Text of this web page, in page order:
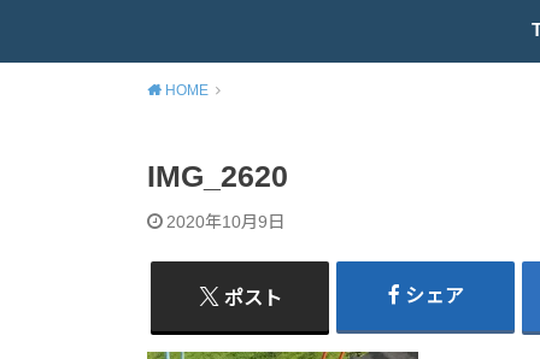
HOME
IMG_2620
2020年10月9日
ポスト シェア